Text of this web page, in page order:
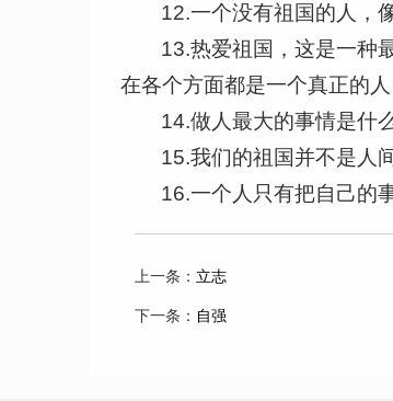
12.一个没有祖国的人，
13.热爱祖国，这是一种
在各个方面都是一个真正的
14.做人最大的事情是
15.我们的祖国并不是人
16.一个人只有把自己的
上一条： 立志
下一条： 自强